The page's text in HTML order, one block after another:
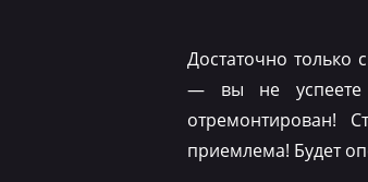
Достаточно только
— вы не успеете
отремонтирован!
приемлема! Будет